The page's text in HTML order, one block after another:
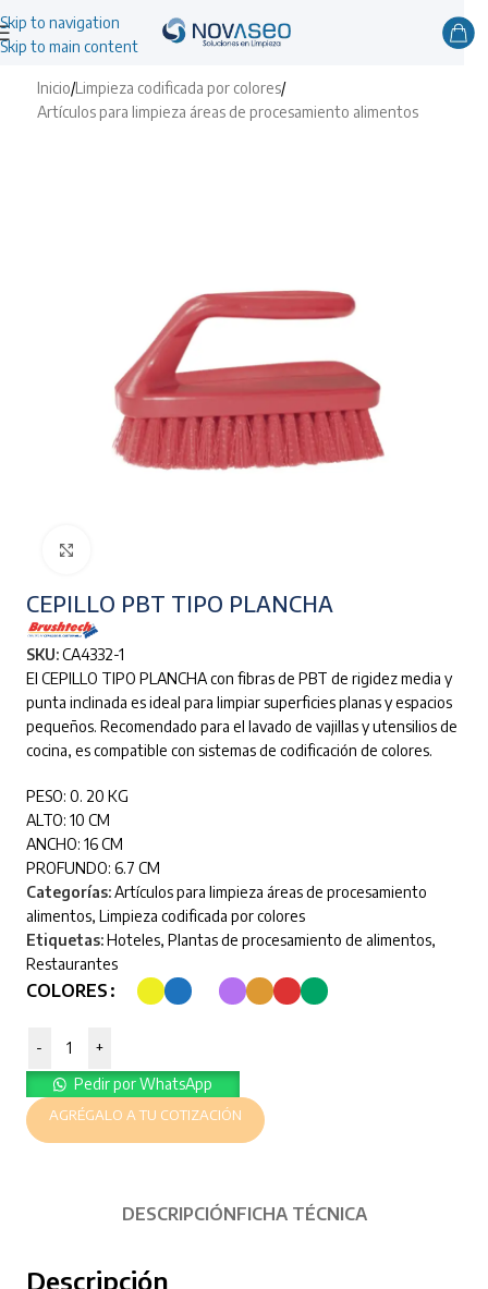
Skip to navigation
Skip to main content
Inicio/Limpieza codificada por colores/
Artículos para limpieza áreas de procesamiento alimentos
CEPILLO PBT TIPO PLANCHA
SKU:CA4332-1
El CEPILLO TIPO PLANCHA con fibras de PBT de rigidez media y
punta inclinada es ideal para limpiar superficies planas y espacios
pequeños. Recomendado para el lavado de vajillas y utensilios de
cocina, es compatible con sistemas de codificación de colores.
PESO: 0. 20 KG
ALTO: 10 CM
ANCHO: 16 CM
PROFUNDO: 6.7 CM
Categorías:Artículos para limpieza áreas de procesamiento
alimentos, Limpieza codificada por colores
Etiquetas:Hoteles, Plantas de procesamiento de alimentos,
Restaurantes
COLORES
-
+
Pedir por WhatsApp
AGRÉGALO A TU COTIZACIÓN
DESCRIPCIÓNFICHA TÉCNICA
Descripción